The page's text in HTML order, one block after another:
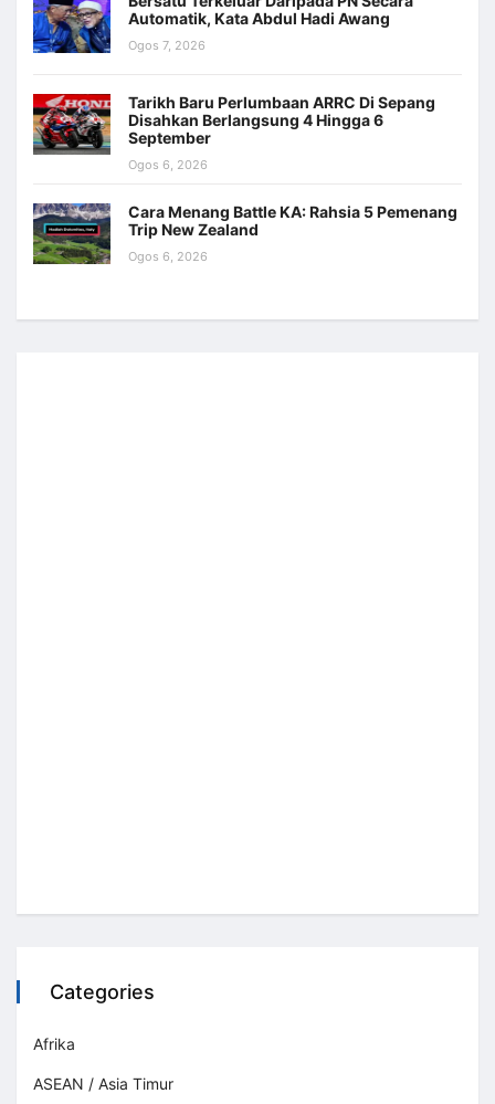
Automatik, Kata Abdul Hadi Awang
Ogos 7, 2026
Tarikh Baru Perlumbaan ARRC Di Sepang
Disahkan Berlangsung 4 Hingga 6
September
Ogos 6, 2026
Cara Menang Battle KA: Rahsia 5 Pemenang
Trip New Zealand
Ogos 6, 2026
Categories
Afrika
ASEAN / Asia Timur